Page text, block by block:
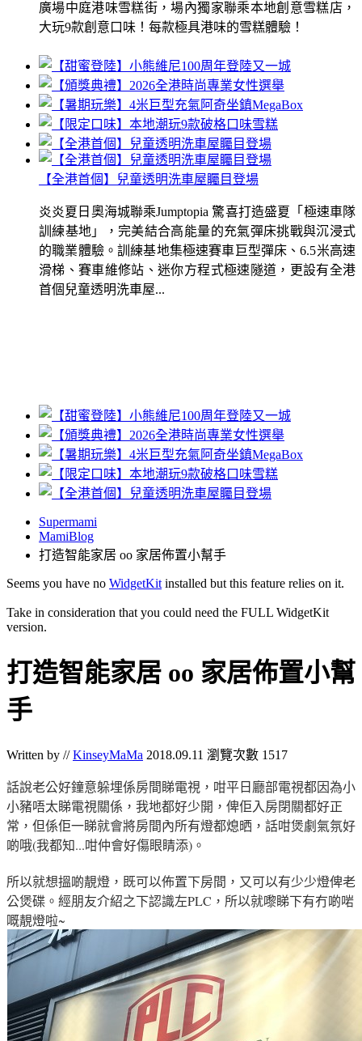
廣場中庭港味雪糕街，場內獨家聯乘本地創意雪糕店，
大玩9款創意口味！每款極具港味的雪糕體驗！
【全港首個】兒童透明洗車屋矚目登場
炎炎夏日奧海城聯乘Jumptopia 驚喜打造盛夏「極速車隊
訓練基地」，完美結合高能量的充氣彈床挑戰與沉浸式
的職業體驗。訓練基地集極速賽車巨型彈床、6.5米高速
滑梯、賽車維修站、迷你方程式極速隧道，更設有全港
首個兒童透明洗車屋...
Supermami
MamiBlog
打造智能家居 oo 家居佈置小幫手
Seems you have no WidgetKit installed but this feature relies on it.
Take in consideration that you could need the FULL WidgetKit
version.
打造智能家居 oo 家居佈置小幫
手
Written by //KinseyMaMa 2018.09.11 瀏覽次數 1517
話說老公好鐘意躲埋係房間睇電視，咁平日廳部電視都因為小
小豬唔太睇電視關係 ， 我地都好少開 ，俾佢入房閉關都好正
常 ，但係佢一睇就會將房間內所有燈都熄晒 ，話咁煲劇氣氛好
啲哦(我都知...咁仲會好傷眼睛添) 。
所以就想搵啲靚燈 ，既可以佈置下房間 ，又可以有少少燈俾老
公煲碟 。 經朋友介紹之下認識左PLC ，所以就嚟睇下有冇啲啱
嘅靚燈啦~